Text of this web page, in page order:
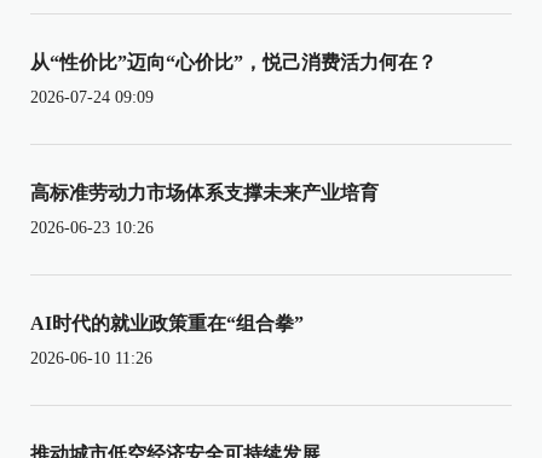
从“性价比”迈向“心价比”，悦己消费活力何在？
2026-07-24 09:09
高标准劳动力市场体系支撑未来产业培育
2026-06-23 10:26
AI时代的就业政策重在“组合拳”
2026-06-10 11:26
推动城市低空经济安全可持续发展